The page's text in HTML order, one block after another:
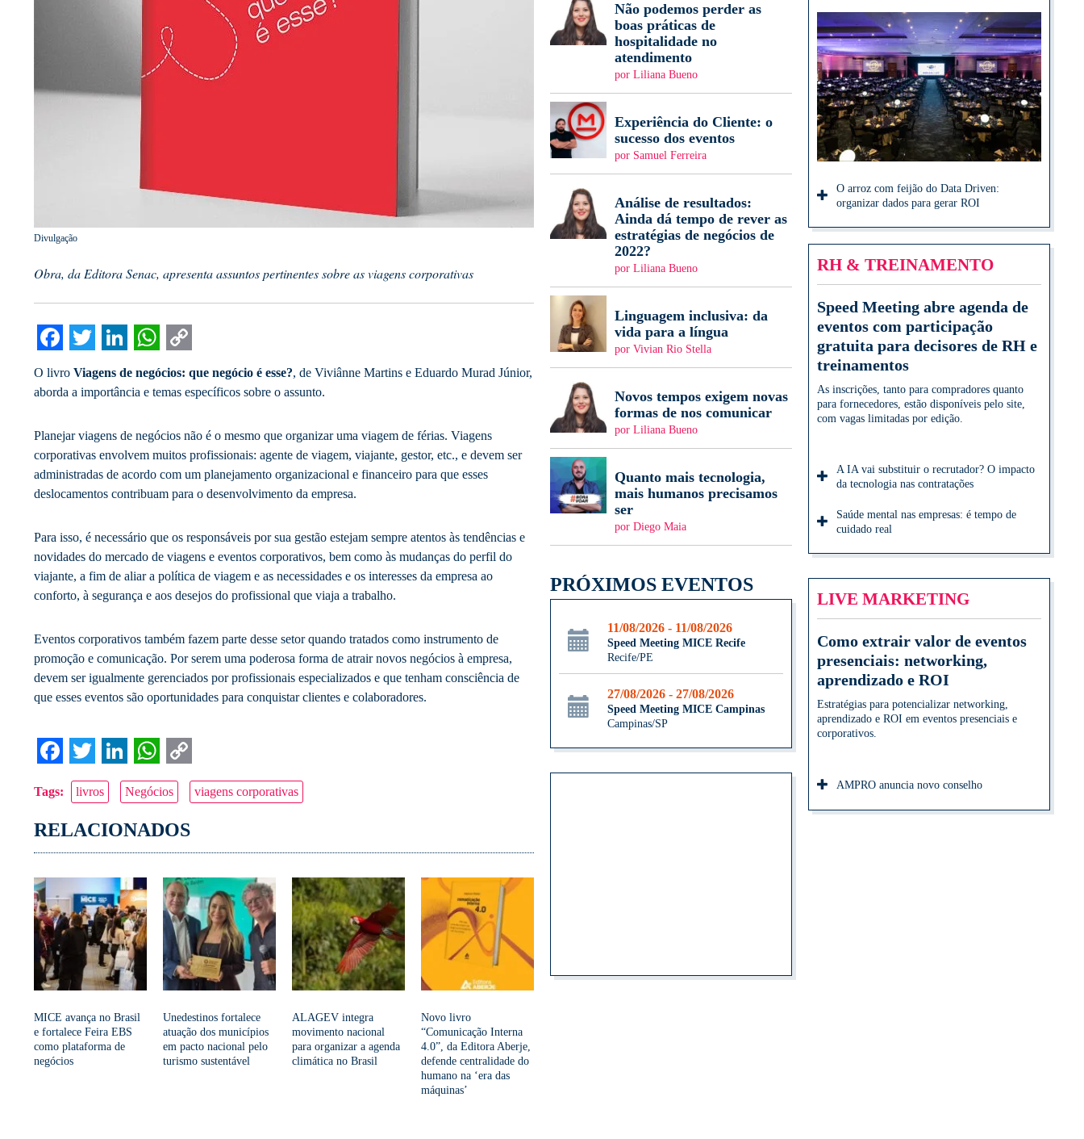
Divulgação
Obra, da Editora Senac, apresenta assuntos pertinentes sobre as viagens corporativas
Facebook
Twitter
LinkedIn
WhatsApp
Copy
Link
O livro Viagens de negócios: que negócio é esse?, de Viviânne Martins e Eduardo Murad Júnior,
aborda a importância e temas específicos sobre o assunto.
Planejar viagens de negócios não é o mesmo que organizar uma viagem de férias. Viagens
corporativas envolvem muitos profissionais: agente de viagem, viajante, gestor, etc., e devem ser
administradas de acordo com um planejamento organizacional e financeiro para que esses
deslocamentos contribuam para o desenvolvimento da empresa.
Para isso, é necessário que os responsáveis por sua gestão estejam sempre atentos às tendências e
novidades do mercado de viagens e eventos corporativos, bem como às mudanças do perfil do
viajante, a fim de aliar a política de viagem e as necessidades e os interesses da empresa ao
conforto, à segurança e aos desejos do profissional que viaja a trabalho.
Eventos corporativos também fazem parte desse setor quando tratados como instrumento de
promoção e comunicação. Por serem uma poderosa forma de atrair novos negócios à empresa,
devem ser igualmente gerenciados por profissionais especializados e que tenham consciência de
que esses eventos são oportunidades para conquistar clientes e colaboradores.
Facebook
Twitter
LinkedIn
WhatsApp
Copy
Link
Tags: livros Negócios viagens corporativas
RELACIONADOS
MICE avança no Brasil
e fortalece Feira EBS
como plataforma de
negócios
Unedestinos fortalece
atuação dos municípios
em pacto nacional pelo
turismo sustentável
ALAGEV integra
movimento nacional
para organizar a agenda
climática no Brasil
Novo livro
“Comunicação Interna
4.0”, da Editora Aberje,
defende centralidade do
humano na ‘era das
máquinas’
Não podemos perder as
boas práticas de
hospitalidade no
atendimento
por Liliana Bueno
Experiência do Cliente: o
sucesso dos eventos
por Samuel Ferreira
Análise de resultados:
Ainda dá tempo de rever as
estratégias de negócios de
2022?
por Liliana Bueno
Linguagem inclusiva: da
vida para a língua
por Vivian Rio Stella
Novos tempos exigem novas
formas de nos comunicar
por Liliana Bueno
Quanto mais tecnologia,
mais humanos precisamos
ser
por Diego Maia
PRÓXIMOS EVENTOS
11/08/2026 - 11/08/2026
Speed Meeting MICE Recife
Recife/PE
27/08/2026 - 27/08/2026
Speed Meeting MICE Campinas
Campinas/SP
O arroz com feijão do Data Driven:
organizar dados para gerar ROI
RH & TREINAMENTO
Speed Meeting abre agenda de
eventos com participação
gratuita para decisores de RH e
treinamentos
As inscrições, tanto para compradores quanto
para fornecedores, estão disponíveis pelo site,
com vagas limitadas por edição.
A IA vai substituir o recrutador? O impacto
da tecnologia nas contratações
Saúde mental nas empresas: é tempo de
cuidado real
LIVE MARKETING
Como extrair valor de eventos
presenciais: networking,
aprendizado e ROI
Estratégias para potencializar networking,
aprendizado e ROI em eventos presenciais e
corporativos.
AMPRO anuncia novo conselho